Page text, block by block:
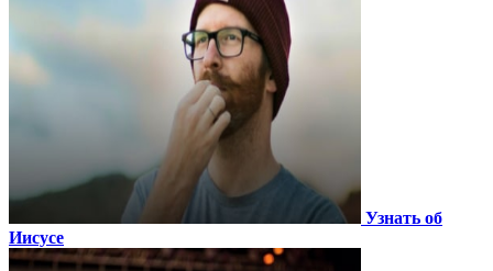
Узнать об
Иисусе